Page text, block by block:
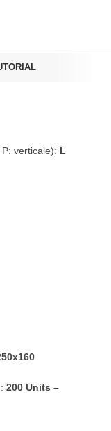
verticale): L
200 Units –